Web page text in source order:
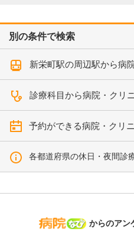
別の条件で検索
新栄町駅の周辺駅から病
診療科目から病院・クリ
予約ができる病院・クリ
各都道府県の休日・夜間診
病院なび
からのアン